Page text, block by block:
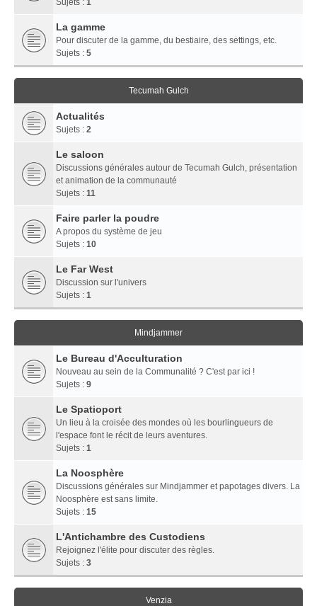
Sujets : 1
La gamme
Pour discuter de la gamme, du bestiaire, des settings, etc.
Sujets : 5
Tecumah Gulch
Actualités
Sujets : 2
Le saloon
Discussions générales autour de Tecumah Gulch, présentation
et animation de la communauté
Sujets : 11
Faire parler la poudre
A propos du système de jeu
Sujets : 10
Le Far West
Discussion sur l'univers
Sujets : 1
Mindjammer
Le Bureau d'Acculturation
Nouveau au sein de la Communalité ? C'est par ici !
Sujets : 9
Le Spatioport
Un lieu à la croisée des mondes où les bourlingueurs de
l'espace font le récit de leurs aventures.
Sujets : 1
La Noosphère
Discussions générales sur Mindjammer et papotages divers. La
Noosphère est sans limite.
Sujets : 15
L'Antichambre des Custodiens
Rejoignez l'élite pour discuter des règles.
Sujets : 3
Venzia